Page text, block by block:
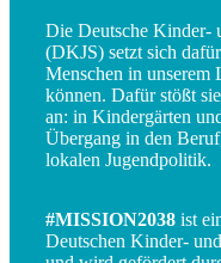
Die Deutsche Kinder-
(DKJS) setzt sich
Menschen in unserem
können. Dafür stößt
an: in Kindergärten
Übergang in den
lokalen Jugendpolitik.
#MISSION2038 ist
Deutschen Kinder-